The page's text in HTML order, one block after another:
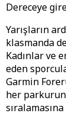
Dereceye
Yarışların
klasmanda
Kadınlar ve
eden
Garmin
her